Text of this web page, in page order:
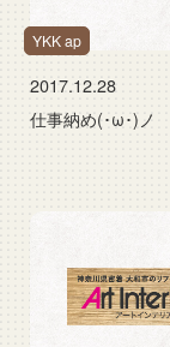
YKK ap
2017.12.28
仕事納め(･ω･)ノ